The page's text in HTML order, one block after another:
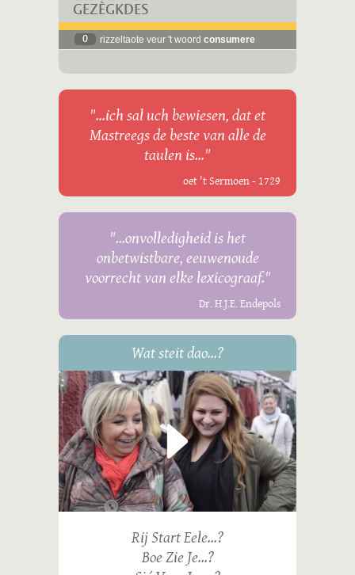
GEZÈGKDES
0 rizzeltaote veur 't woord consumere
"...ich sal uch bewiesen, dat et
Mastreegs de beste van alle de
taulen is..."
oet 't Sermoen - 1729
"...onvolledigheid is het
onbetwistbare, eeuwenoude
voorrecht van elke lexicograaf."
Dr. H.J.E. Endepols
Wat steit dao...?
Rij Start Eele...?
Boe Zie Je...?